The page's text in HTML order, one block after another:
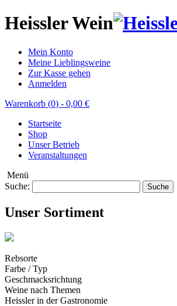
Heissler Wein
Mein Konto
Meine Lieblingsweine
Zur Kasse gehen
Anmelden
Warenkorb (0) - 0,00 €
Startseite
Shop
Unser Betrieb
Veranstaltungen
Menü
Suche:
Suche
Unser Sortiment
Rebsorte
Farbe / Typ
Geschmacksrichtung
Weine nach Themen
Heissler in der Gastronomie